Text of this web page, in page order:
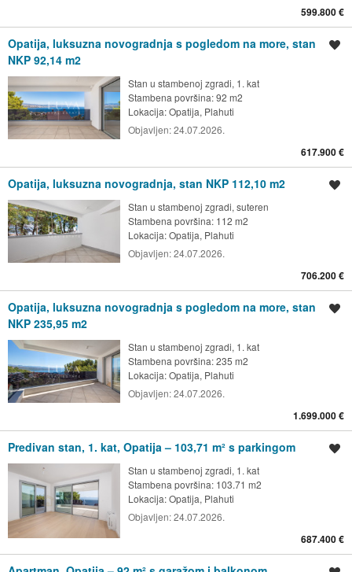
599.800 €
Opatija, luksuzna novogradnja s pogledom na more, stan
NKP 92,14 m2
Stan u stambenoj zgradi, 1. kat
Stambena površina: 92 m2
Lokacija:Opatija, Plahuti
Objavljen:24.07.2026.
617.900 €
Opatija, luksuzna novogradnja, stan NKP 112,10 m2
Stan u stambenoj zgradi, suteren
Stambena površina: 112 m2
Lokacija:Opatija, Plahuti
Objavljen:24.07.2026.
706.200 €
Opatija, luksuzna novogradnja s pogledom na more, stan
NKP 235,95 m2
Stan u stambenoj zgradi, 1. kat
Stambena površina: 235 m2
Lokacija:Opatija, Plahuti
Objavljen:24.07.2026.
1.699.000 €
Predivan stan, 1. kat, Opatija – 103,71 m² s parkingom
Stan u stambenoj zgradi, 1. kat
Stambena površina: 103.71 m2
Lokacija:Opatija, Plahuti
Objavljen:24.07.2026.
687.400 €